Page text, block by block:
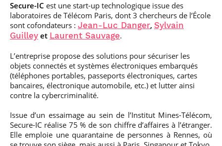
Secure-IC est une start-up technologique issue des
laboratoires de Télécom Paris, dont 3 chercheurs de l’École
sont cofondateurs : Jean-Luc Danger, Sylvain
Guilley et Laurent Sauvage.
L’entreprise propose des solutions pour sécuriser les
objets connectés et systèmes électroniques embarqués
(téléphones portables, passeports électroniques, cartes
bancaires, électronique automobile, etc.) et lutter ainsi
contre la cybercriminalité.
Issue d’un essaimage au sein de l’Institut Mines-Télécom,
Secure-IC réalise 75 % de son chiffre d’affaires à l’étranger.
Elle emploie une quarantaine de personnes à Rennes, où